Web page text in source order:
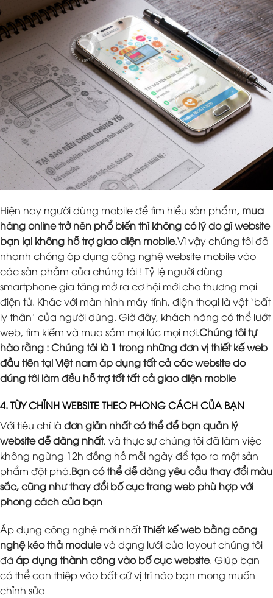
Hiện nay người dùng mobile để tìm hiểu sản phẩm, mua
hàng online trở nên phổ biến thì không có lý do gì website
bạn lại không hỗ trợ giao diện mobile.Vì vậy chúng tôi đã
nhanh chóng áp dụng công nghệ website mobile vào
các sản phầm của chúng tôi ! Tỷ lệ người dùng
smartphone gia tăng mở ra cơ hội mới cho thương mại
điện tử. Khác với màn hình máy tính, điện thoại là vật ‘bất
ly thân’ của người dùng. Giờ đây, khách hàng có thể lướt
web, tìm kiếm và mua sắm mọi lúc mọi nơi.Chúng tôi tự
hào rằng : Chúng tôi là 1 trong những đơn vị thiết kế web
đầu tiên tại Việt nam áp dụng tất cả các website do
dúng tôi làm đều hỗ trợ tốt tất cả giao diện mobile
4. TÙY CHỈNH WEBSITE THEO PHONG CÁCH CỦA BẠN
Với tiêu chí là đơn giản nhất có thể để bạn quản lý
website dễ dàng nhất, và thực sự chúng tôi đã làm việc
không ngừng 12h đồng hồ mỗi ngày để tạo ra một sản
phẩm đột phá.Bạn có thể dễ dàng yêu cầu thay đổi màu
sắc, cũng như thay đổi bố cục trang web phù hợp với
phong cách của bạn
Áp dụng công nghệ mới nhấtThiết kế web bằng công
nghệ kéo thả modulevà dạng lưới của layout chúng tôi
đã áp dụng thành công vào bố cục website. Giúp bạn
có thể can thiệp vào bất cứ vị trí nào bạn mong muốn
chỉnh sửa